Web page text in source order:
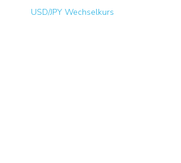
USD/JPY Wechselkurs